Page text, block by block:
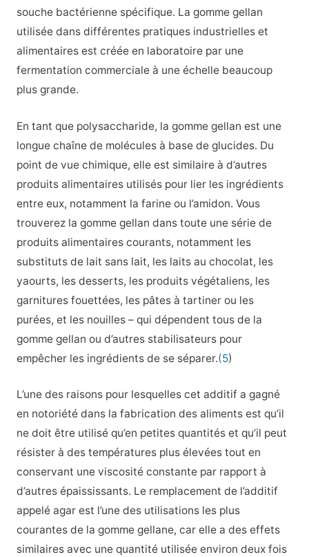
souche bactérienne spécifique. La gomme gellan
utilisée dans différentes pratiques industrielles et
alimentaires est créée en laboratoire par une
fermentation commerciale à une échelle beaucoup
plus grande.
En tant que polysaccharide, la gomme gellan est une
longue chaîne de molécules à base de glucides. Du
point de vue chimique, elle est similaire à d’autres
produits alimentaires utilisés pour lier les ingrédients
entre eux, notamment la farine ou l’amidon. Vous
trouverez la gomme gellan dans toute une série de
produits alimentaires courants, notamment les
substituts de lait sans lait, les laits au chocolat, les
yaourts, les desserts, les produits végétaliens, les
garnitures fouettées, les pâtes à tartiner ou les
purées, et les nouilles – qui dépendent tous de la
gomme gellan ou d’autres stabilisateurs pour
empêcher les ingrédients de se séparer.(5)
L’une des raisons pour lesquelles cet additif a gagné
en notoriété dans la fabrication des aliments est qu’il
ne doit être utilisé qu’en petites quantités et qu’il peut
résister à des températures plus élevées tout en
conservant une viscosité constante par rapport à
d’autres épaississants. Le remplacement de l’additif
appelé agar est l’une des utilisations les plus
courantes de la gomme gellane, car elle a des effets
similaires avec une quantité utilisée environ deux fois